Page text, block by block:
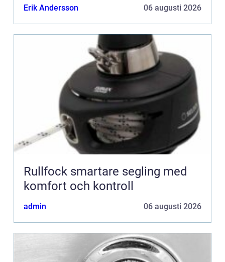
Erik Andersson 06 augusti 2026
Rullfock smartare segling med
komfort och kontroll
admin 06 augusti 2026